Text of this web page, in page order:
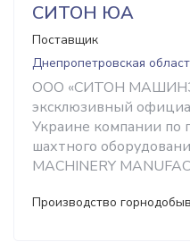
СИТОН ЮА
Поставщик
Днепропетровская
ООО «СИТОН
эксклюзивный
Украине компании по
шахтного
MACHINERY
Производство